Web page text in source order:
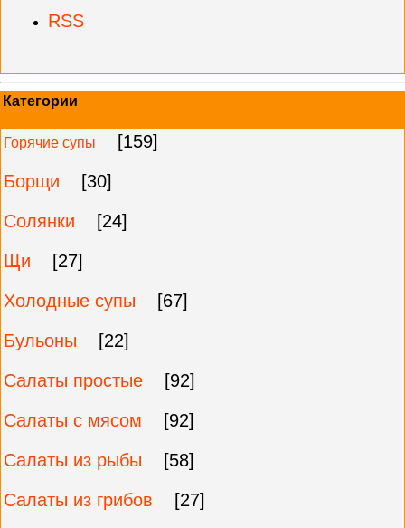
RSS
Категории
Горячие супы
[159]
Борщи
[30]
Солянки
[24]
Щи
[27]
Холодные супы
[67]
Бульоны
[22]
Салаты простые
[92]
Салаты с мясом
[92]
Салаты из рыбы
[58]
Салаты из грибов
[27]